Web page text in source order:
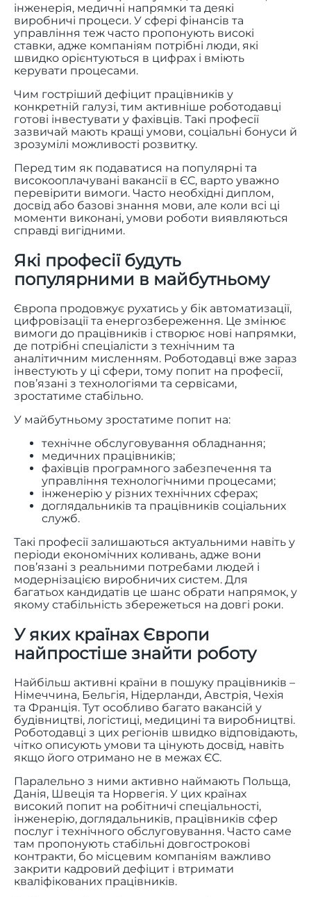
інженерія, медичні напрямки та деякі
виробничі процеси. У сфері фінансів та
управління теж часто пропонують високі
ставки, адже компаніям потрібні люди, які
швидко орієнтуються в цифрах і вміють
керувати процесами.
Чим гостріший дефіцит працівників у
конкретній галузі, тим активніше роботодавці
готові інвестувати у фахівців. Такі професії
зазвичай мають кращі умови, соціальні бонуси й
зрозумілі можливості розвитку.
Перед тим як подаватися на популярні та
високооплачувані вакансії в ЄС, варто уважно
перевірити вимоги. Часто необхідні диплом,
досвід або базові знання мови, але коли всі ці
моменти виконані, умови роботи виявляються
справді вигідними.
Які професії будуть
популярними в майбутньому
Європа продовжує рухатись у бік автоматизації,
цифровізації та енергозбереження. Це змінює
вимоги до працівників і створює нові напрямки,
де потрібні спеціалісти з технічним та
аналітичним мисленням. Роботодавці вже зараз
інвестують у ці сфери, тому попит на професії,
пов’язані з технологіями та сервісами,
зростатиме стабільно.
У майбутньому зростатиме попит на:
технічне обслуговування обладнання;
медичних працівників;
фахівців програмного забезпечення та
управління технологічними процесами;
інженерію у різних технічних сферах;
доглядальників та працівників соціальних
служб.
Такі професії залишаються актуальними навіть у
періоди економічних коливань, адже вони
пов’язані з реальними потребами людей і
модернізацією виробничих систем. Для
багатьох кандидатів це шанс обрати напрямок, у
якому стабільність збережеться на довгі роки.
У яких країнах Європи
найпростіше знайти роботу
Найбільш активні країни в пошуку працівників –
Німеччина, Бельгія, Нідерланди, Австрія, Чехія
та Франція. Тут особливо багато вакансій у
будівництві, логістиці, медицині та виробництві.
Роботодавці з цих регіонів швидко відповідають,
чітко описують умови та цінують досвід, навіть
якщо його отримано не в межах ЄС.
Паралельно з ними активно наймають Польща,
Данія, Швеція та Норвегія. У цих країнах
високий попит на робітничі спеціальності,
інженерію, доглядальників, працівників сфер
послуг і технічного обслуговування. Часто саме
там пропонують стабільні довгострокові
контракти, бо місцевим компаніям важливо
закрити кадровий дефіцит і втримати
кваліфікованих працівників.